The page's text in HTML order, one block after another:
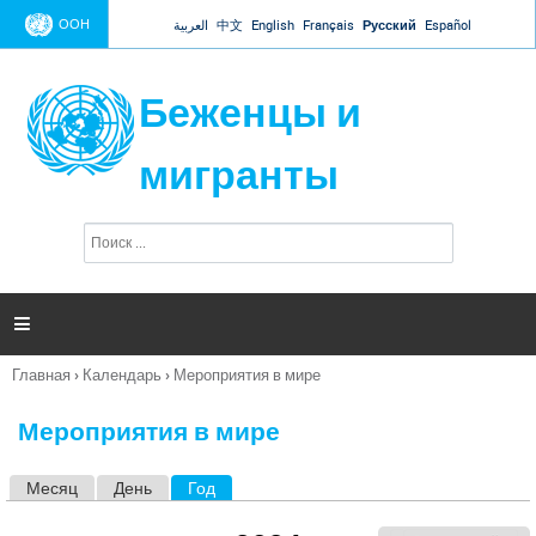
Jump to navigation
ООН العربية 中文 English Français Русский Español
Беженцы и
мигранты
п
и

Вы
Главная › Календарь › Мероприятия в мире
Мероприятия в мире
Месяц День Год